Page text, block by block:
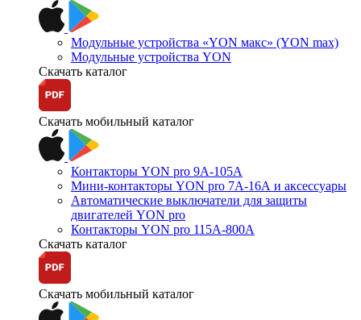
Модульные устройства «YON макс» (YON max)
Модульные устройства YON
Скачать каталог
Скачать мобильный каталог
Контакторы YON pro 9А-105А
Мини-контакторы YON pro 7А-16А и аксессуары
Автоматические выключатели для защиты
двигателей YON pro
Контакторы YON pro 115А-800А
Скачать каталог
Скачать мобильный каталог